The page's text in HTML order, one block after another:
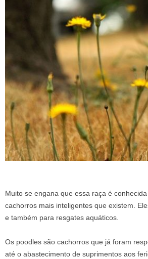
Muito se engana que essa raça é
cachorros mais inteligentes que existem.
e também para resgates aquáticos.
Os poodles são cachorros que já foram
até o abastecimento de suprimentos aos